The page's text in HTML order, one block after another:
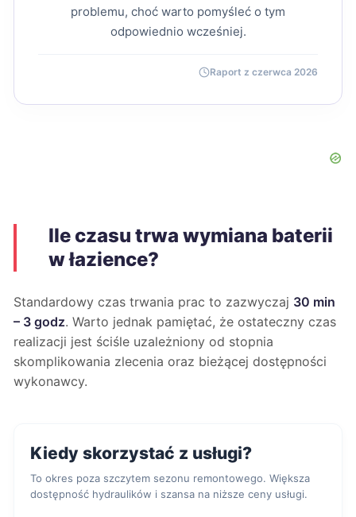
problemu, choć warto pomyśleć o tym
odpowiednio wcześniej.
Raport z czerwca 2026
Ile czasu trwa wymiana baterii
w łazience?
Standardowy czas trwania prac to zazwyczaj 30 min
– 3 godz. Warto jednak pamiętać, że ostateczny czas
realizacji jest ściśle uzależniony od stopnia
skomplikowania zlecenia oraz bieżącej dostępności
wykonawcy.
Kiedy skorzystać z usługi?
To okres poza szczytem sezonu remontowego. Większa
dostępność hydraulików i szansa na niższe ceny usługi.